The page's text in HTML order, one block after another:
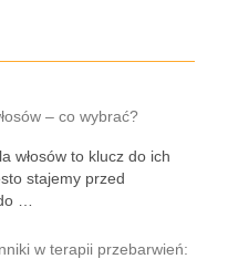
– co wybrać?
włosów to klucz do ich
stajemy przed
…
w terapii przebarwień: